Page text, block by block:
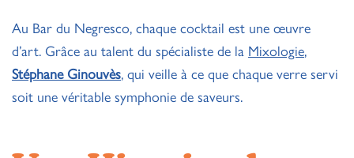
Au Bar du Negresco, chaque cocktail est une œuvre
d’art. Grâce au talent du spécialiste de la Mixologie,
Stéphane Ginouvès, qui veille à ce que chaque verre servi
soit une véritable symphonie de saveurs.